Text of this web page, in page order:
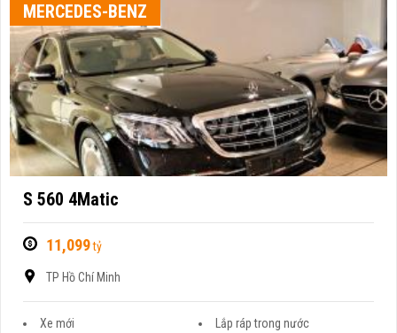
MERCEDES-BENZ
S 560 4Matic
11,099tỷ
TP Hồ Chí Minh
Xe mới
Lắp ráp trong nước